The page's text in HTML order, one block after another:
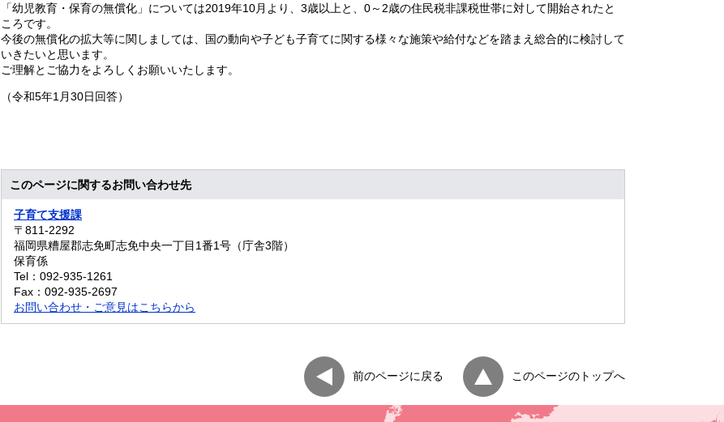
「幼児教育・保育の無償化」については2019年10月より、3歳以上と、0～2歳の住民税非課税世帯に対して開始されたと
ころです。
今後の無償化の拡大等に関しましては、国の動向や子ども子育てに関する様々な施策や給付などを踏まえ総合的に検討して
いきたいと思います。
ご理解とご協力をよろしくお願いいたします。
（令和5年1月30日回答）
このページに関するお問い合わせ先
子育て支援課
〒811-2292
福岡県糟屋郡志免町志免中央一丁目1番1号（庁舎3階）
保育係
Tel：092-935-1261
Fax：092-935-2697
お問い合わせ・ご意見はこちらから
前のページに戻る このページのトップへ